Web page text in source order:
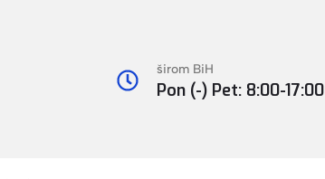
širom BiH
Pon (-) Pet: 8:00-17:00